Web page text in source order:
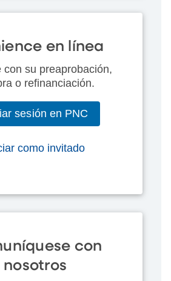
en línea
con su preaprobación,
o refinanciación.
sesión en PNC
como invitado
con
nosotros